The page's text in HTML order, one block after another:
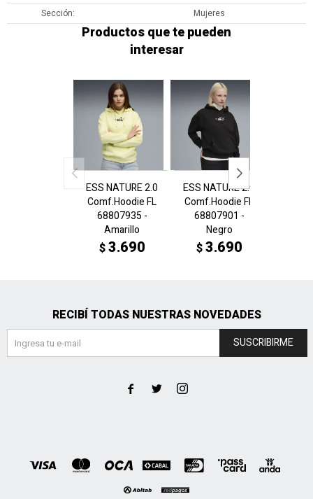
Sección Mujeres
Productos que te pueden
interesar
ESS NATURE 2.0
Comf.Hoodie FL
68807935 -
Amarillo
$3.690
ESS NATURE 2.0
Comf.Hoodie FL
68807901 -
Negro
$3.690
RECIBÍ TODAS NUESTRAS NOVEDADES
SUSCRIBIRME
  